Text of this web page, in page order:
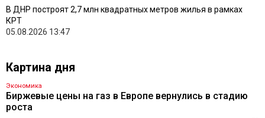
В ДНР построят 2,7 млн квадратных метров жилья в рамках
КРТ
05.08.2026 13:47
Картина дня
Экономика
Биржевые цены на газ в Европе вернулись в стадию
роста